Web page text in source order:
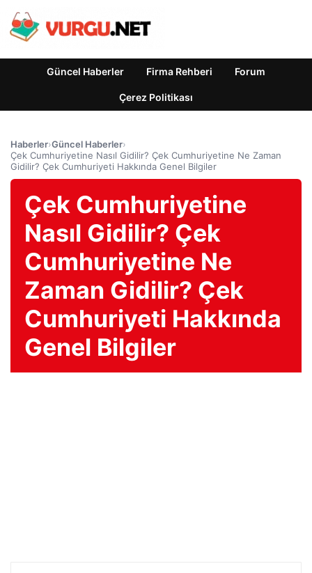
Güncel Haberler Firma Rehberi Forum
Çerez Politikası
Haberler›Güncel Haberler›
Çek Cumhuriyetine Nasıl Gidilir? Çek Cumhuriyetine Ne Zaman
Gidilir? Çek Cumhuriyeti Hakkında Genel Bilgiler
Çek Cumhuriyetine
Nasıl Gidilir? Çek
Cumhuriyetine Ne
Zaman Gidilir? Çek
Cumhuriyeti Hakkında
Genel Bilgiler